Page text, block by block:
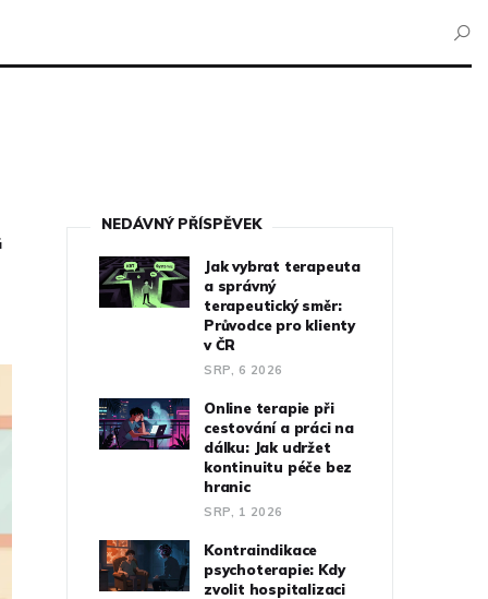
NEDÁVNÝ PŘÍSPĚVEK
Jak vybrat terapeuta
a správný
terapeutický směr:
Průvodce pro klienty
v ČR
SRP, 6 2026
Online terapie při
cestování a práci na
dálku: Jak udržet
kontinuitu péče bez
hranic
SRP, 1 2026
Kontraindikace
psychoterapie: Kdy
zvolit hospitalizaci